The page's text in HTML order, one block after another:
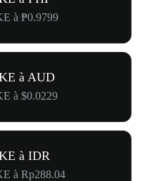
à ₱0.9799
à AUD
à $0.0229
à IDR
à Rp288.04